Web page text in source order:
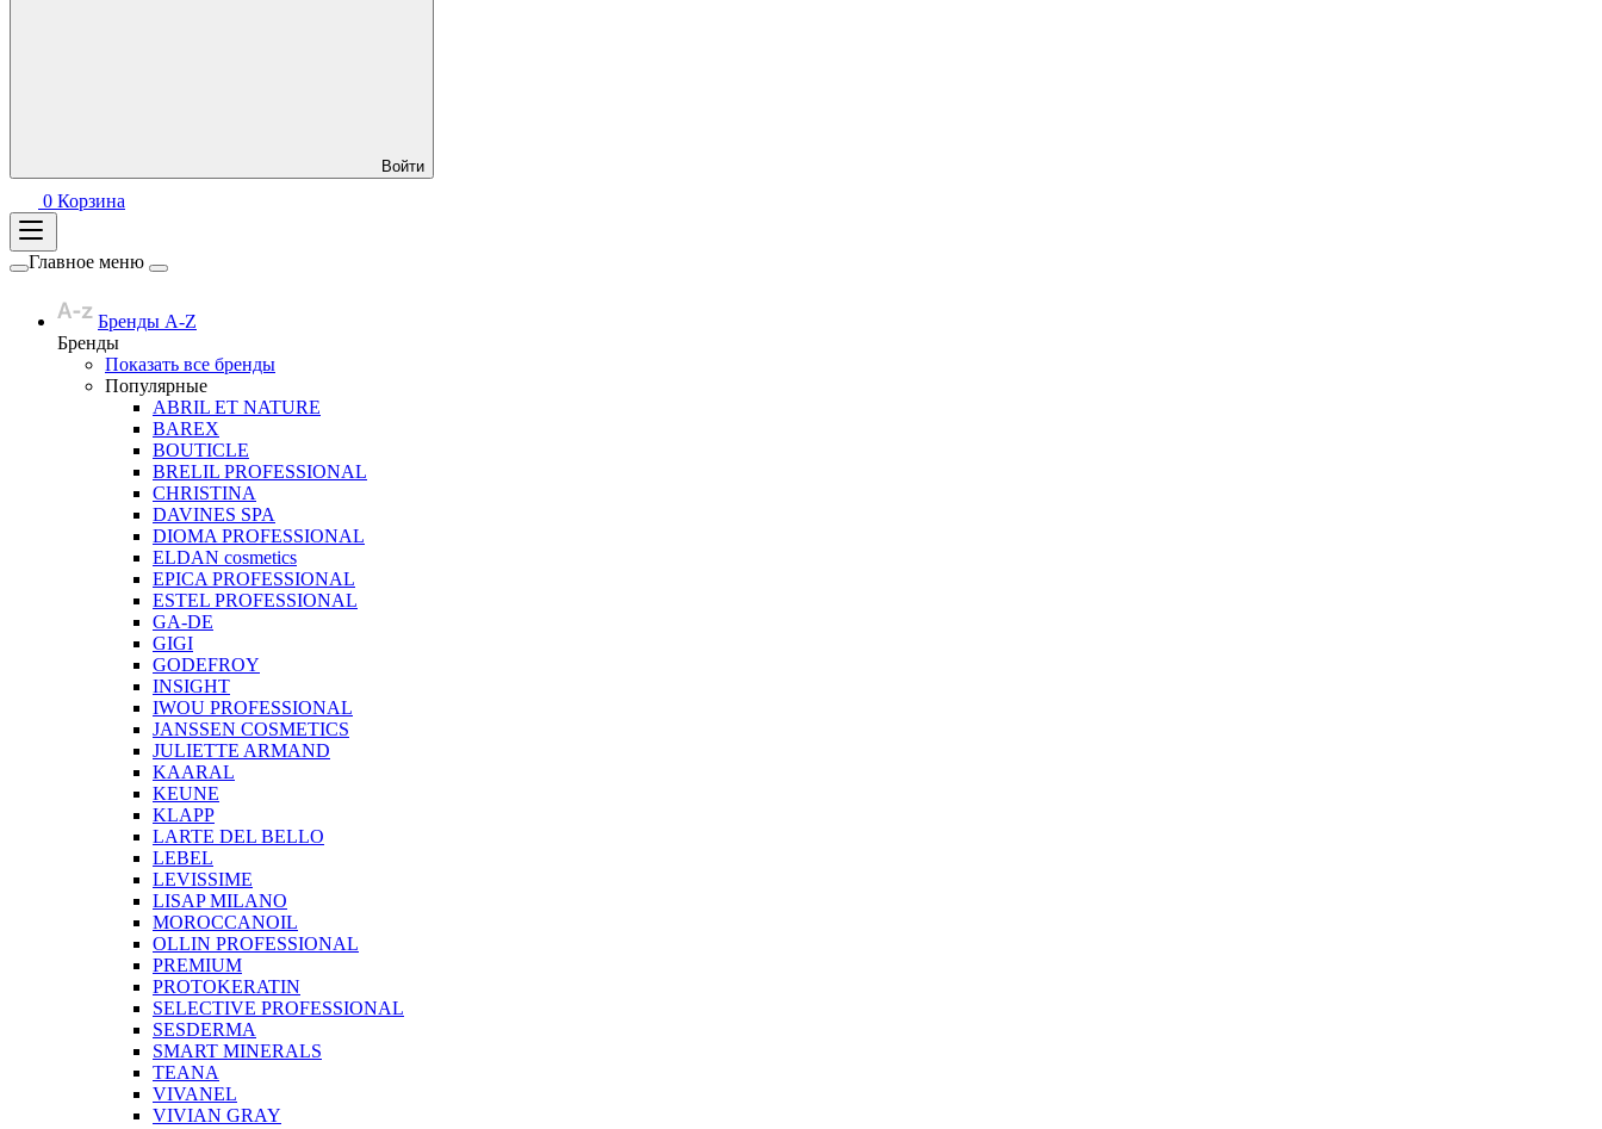
Войти
0 Корзина
Главное меню
Бренды A-Z
Бренды
Показать все бренды
Популярные
ABRIL ET NATURE
BAREX
BOUTICLE
BRELIL PROFESSIONAL
CHRISTINA
DAVINES SPA
DIOMA PROFESSIONAL
ELDAN cosmetics
EPICA PROFESSIONAL
ESTEL PROFESSIONAL
GA-DE
GIGI
GODEFROY
INSIGHT
IWOU PROFESSIONAL
JANSSEN COSMETICS
JULIETTE ARMAND
KAARAL
KEUNE
KLAPP
LARTE DEL BELLO
LEBEL
LEVISSIME
LISAP MILANO
MOROCCANOIL
OLLIN PROFESSIONAL
PREMIUM
PROTOKERATIN
SELECTIVE PROFESSIONAL
SESDERMA
SMART MINERALS
TEANA
VIVANEL
VIVIAN GRAY